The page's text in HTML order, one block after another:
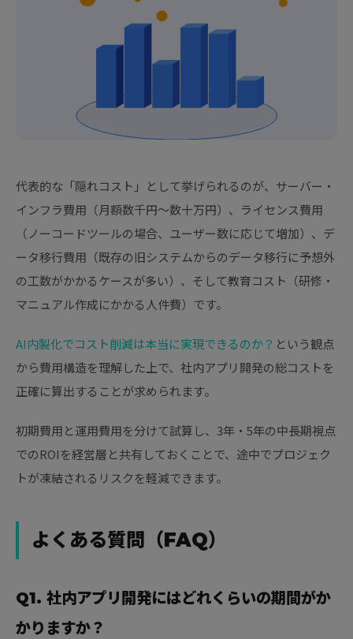
代表的な「隠れコスト」として挙げられるのが、サーバー・
インフラ費用（月額数千円〜数十万円）、ライセンス費用
（ノーコードツールの場合、ユーザー数に応じて増加）、デ
ータ移行費用（既存の旧システムからのデータ移行に予想外
の工数がかかるケースが多い）、そして教育コスト（研修・
マニュアル作成にかかる人件費）です。
AI内製化でコスト削減は本当に実現できるのか？ という観点
から費用構造を理解した上で、社内アプリ開発の総コストを
正確に算出することが求められます。
初期費用と運用費用を分けて試算し、3年・5年の中長期視点
でのROIを経営層と共有しておくことで、途中でプロジェク
トが凍結されるリスクを軽減できます。
よくある質問（FAQ）
Q1. 社内アプリ開発にはどれくらいの期間がか
かりますか？